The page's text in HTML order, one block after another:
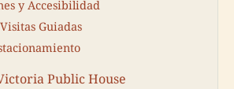
y Accesibilidad
Guiadas
Public House